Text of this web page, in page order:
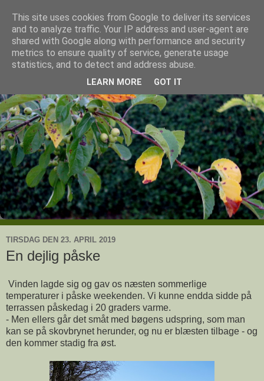
Ullas have
- en knoldesparkers betragtninger
TIRSDAG DEN 23. APRIL 2019
En dejlig påske
Vinden lagde sig og gav os næsten sommerlige
temperaturer i påske weekenden. Vi kunne endda sidde på
terrassen påskedag i 20 graders varme.
- Men ellers går det småt med bøgens udspring, som man
kan se på skovbrynet herunder, og nu er blæsten tilbage - og
den kommer stadig fra øst.
This site uses cookies from Google to deliver its services
and to analyze traffic. Your IP address and user-agent are
shared with Google along with performance and security
metrics to ensure quality of service, generate usage
statistics, and to detect and address abuse.
LEARN MORE GOT IT